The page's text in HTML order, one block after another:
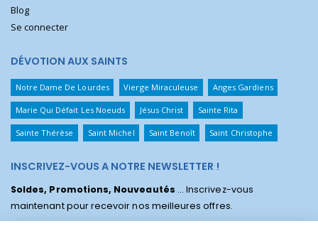
Blog
Se connecter
DÉVOTION AUX SAINTS
Notre Dame De Lourdes Vierge Miraculeuse Anges Gardiens
Marie Qui Défait Les Noeuds Jésus Christ Sainte Rita
Sainte Thérèse Saint Michel Saint Benoît Saint Christophe
INSCRIVEZ-VOUS A NOTRE NEWSLETTER !
Soldes, Promotions, Nouveautés ... Inscrivez-vous
maintenant pour recevoir nos meilleures offres.